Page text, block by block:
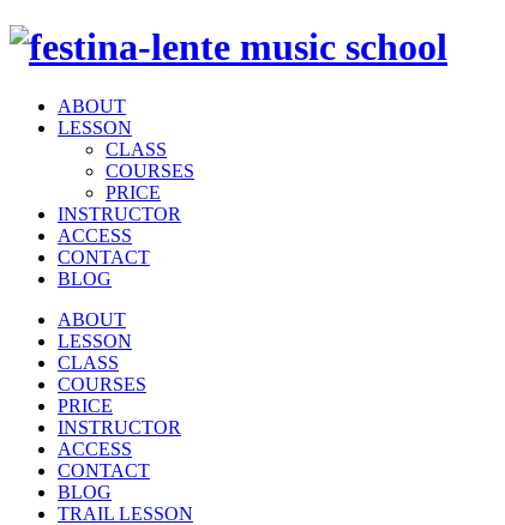
ABOUT
LESSON
CLASS
COURSES
PRICE
INSTRUCTOR
ACCESS
CONTACT
BLOG
ABOUT
LESSON
CLASS
COURSES
PRICE
INSTRUCTOR
ACCESS
CONTACT
BLOG
TRAIL LESSON